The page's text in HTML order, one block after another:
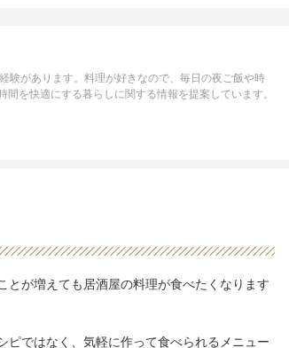
験があります。料理が好きなので、毎日の夜ご飯や時
を快適にする暮らしに関する情報を提案しています。
とが増えても居酒屋の料理が食べたくなります
ピではなく、気軽に作って食べられるメニュー